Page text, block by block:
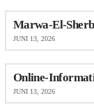
Marwa-El-
JUNI 13, 2026
JUNI 13, 2026